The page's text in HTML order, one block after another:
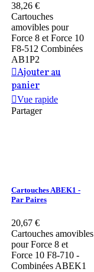
38,26 €
Cartouches
amovibles pour
Force 8 et Force 10
F8-512 Combinées
AB1P2
Ajouter au
panier
Vue rapide
Partager
Cartouches ABEK1 -
Par Paires
20,67 €
Cartouches amovibles
pour Force 8 et
Force 10 F8-710 -
Combinées ABEK1